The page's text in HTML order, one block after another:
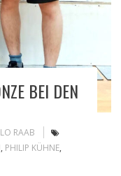
BEI DEN
RAAB
, PHILIP KÜHNE,